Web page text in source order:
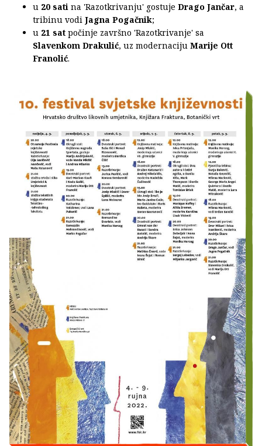
u 20 sati na 'Razotkrivanju' gostuje Drago Jančar, a
tribinu vodi Jagna Pogačnik;
u 21 sat počinje završno 'Razotkrivanje' sa
Slavenkom Drakulić, uz modernaciju Marije Ott
Franolić.